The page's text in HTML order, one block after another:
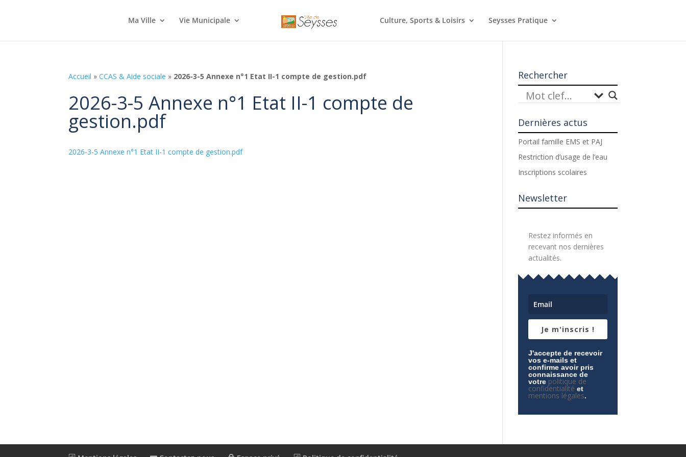
Ma Ville Vie Municipale Culture, Sports & Loisirs Seysses Pratique
Accueil »CCAS & Aide sociale » 2026-3-5 Annexe n°1 Etat II-1 compte de gestion.pdf
2026-3-5 Annexe n°1 Etat II-1 compte de
gestion.pdf
2026-3-5 Annexe n°1 Etat II-1 compte de gestion.pdf
Rechercher
Dernières actus
Portail famille EMS et PAJ
Restriction d’usage de l’eau
Inscriptions scolaires
Newsletter
Restez informés en
recevant nos dernières
actualités.
Je m'inscris !
J'accepte de recevoir
vos e-mails et
confirme avoir pris
connaissance de
votre politique de
confidentialité et
mentions légales.